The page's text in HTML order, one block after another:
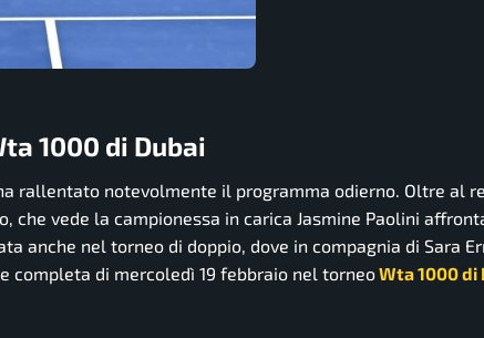
1000 di Dubai
rallentato notevolmente il programma odierno. Oltre al
che vede la campionessa in carica Jasmine Paolini
anche nel torneo di doppio, dove in compagnia di Sara
completa di mercoledì 19 febbraio nel torneoWta 1000 di